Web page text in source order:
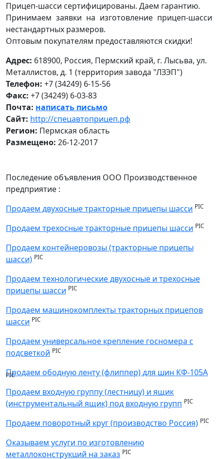
Прицеп-шасси сертифицированы. Даем гарантию.
Принимаем заявки на изготовление прицеп-шасси
нестандартных размеров.
Оптовым покупателям предоставляются скидки!
Адрес: 618900, Россия, Пермский край, г. Лысьва, ул.
Металлистов, д. 1 (территория завода "ЛЗЭП")
Телефон: +7 (34249) 6-15-56
Факс: +7 (34249) 6-03-83
Почта: написать письмо
Сайт: http://спецавтоприцеп.рф
Регион: Пермская область
Размещено: 26-12-2017
Последение объявления ООО Производственное
предприятие :
Продаем двухосные тракторные прицепы шасси PIC
Продаем трехосные тракторные прицепы шасси PIC
Продаем контейнеровозы (тракторные прицепы
шасси) PIC
Продаем технологические двухосные и трехосные
прицепы шасси PIC
Продаем машинокомплекты тракторных прицепов
шасси PIC
Продаем универсальное крепление госномера с
подсветкой PIC
Продаем ободную ленту (флиппер) для шин КФ-105А
PIC
Продаем входную группу (лестницу) и ящик
(инструментальный ящик) под входную групп PIC
Продаем поворотный круг (производство Россия) PIC
Оказываем услуги по изготовлению
металлоконструкций на заказ PIC